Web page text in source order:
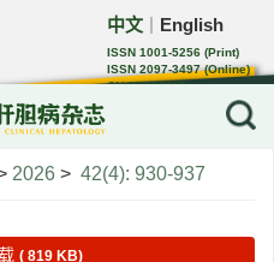
中文 English
ISSN 1001-5256 (Print)
ISSN 2097-3497 (Online)
CN 22-1108/R
2026 > 42(4): 930-937
( 819 KB)